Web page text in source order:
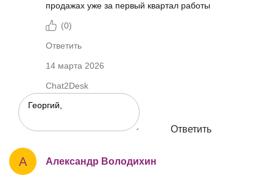
продажах уже за первый квартал работы
(0)
Ответить
14 марта 2026
Chat2Desk
Ответить
А Александр Володихин